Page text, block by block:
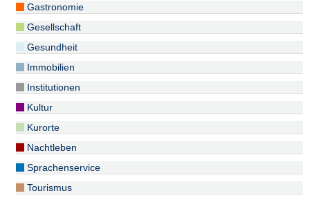
Gastronomie
Gesellschaft
Gesundheit
Immobilien
Institutionen
Kultur
Kurorte
Nachtleben
Sprachenservice
Tourismus